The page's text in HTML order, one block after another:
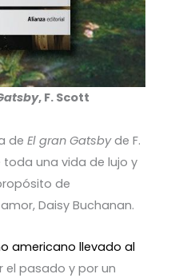
, F. Scott
de El gran Gatsbyde F.
toda una vida de lujo y
de
Daisy Buchanan.
americano llevado al
el pasado y por un